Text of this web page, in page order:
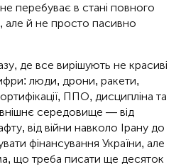
перебуває в стані повного
але й не просто пасивно
де все вирішують не красиві
люди, дрони, ракети,
ППО, дисципліна та
середовище — від
від війни навколо Ірану до
фінансування України, але
що треба писати ще десяток